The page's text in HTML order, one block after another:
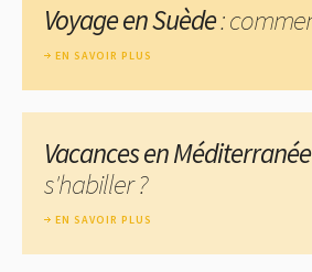
Voyage en Suède:
EN SAVOIR PLUS
Vacances en Méditerranée
s'habiller ?
EN SAVOIR PLUS